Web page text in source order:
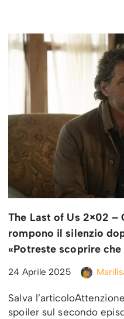
The Last of Us 2×02 –
rompono il silenzio
«Potreste scoprire
24 Aprile 2025
Salva
spoiler sul secondo